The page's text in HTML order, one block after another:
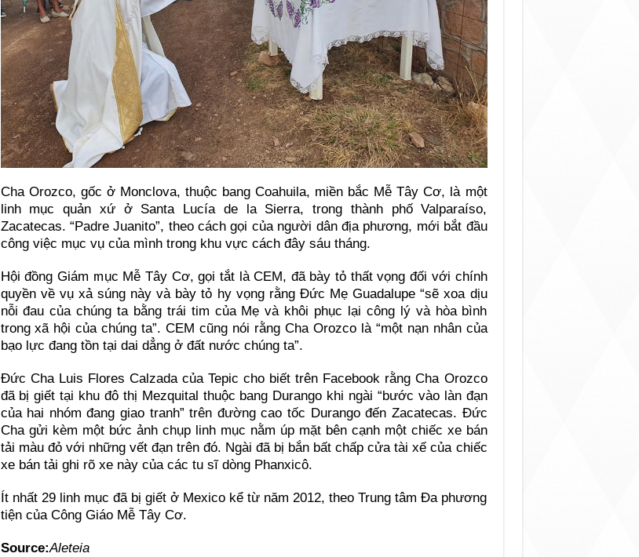
Cha Orozco, gốc ở Monclova, thuộc bang Coahuila, miền bắc Mễ Tây Cơ, là một
linh mục quản xứ ở Santa Lucía de la Sierra, trong thành phố Valparaíso,
Zacatecas. “Padre Juanito”, theo cách gọi của người dân địa phương, mới bắt đầu
công việc mục vụ của mình trong khu vực cách đây sáu tháng.
Hội đồng Giám mục Mễ Tây Cơ, gọi tắt là CEM, đã bày tỏ thất vọng đối với chính
quyền về vụ xả súng này và bày tỏ hy vọng rằng Đức Mẹ Guadalupe “sẽ xoa dịu
nỗi đau của chúng ta bằng trái tim của Mẹ và khôi phục lại công lý và hòa bình
trong xã hội của chúng ta”. CEM cũng nói rằng Cha Orozco là “một nạn nhân của
bạo lực đang tồn tại dai dẳng ở đất nước chúng ta”.
Đức Cha Luis Flores Calzada của Tepic cho biết trên Facebook rằng Cha Orozco
đã bị giết tại khu đô thị Mezquital thuộc bang Durango khi ngài “bước vào làn đạn
của hai nhóm đang giao tranh” trên đường cao tốc Durango đến Zacatecas. Đức
Cha gửi kèm một bức ảnh chụp linh mục nằm úp mặt bên cạnh một chiếc xe bán
tải màu đỏ với những vết đạn trên đó. Ngài đã bị bắn bất chấp cửa tài xế của chiếc
xe bán tải ghi rõ xe này của các tu sĩ dòng Phanxicô.
Ít nhất 29 linh mục đã bị giết ở Mexico kể từ năm 2012, theo Trung tâm Đa phương
tiện của Công Giáo Mễ Tây Cơ.
Source:Aleteia